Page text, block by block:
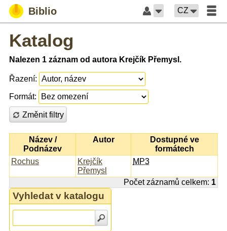
Biblio CZ
Katalog
Nalezen 1 záznam od autora Krejčík Přemysl.
Řazení:
Formát:
Změnit filtry
Název /
Podnázev
Autor
Dostupné ve
formátech
Rochus
Krejčík
Přemysl
MP3
Počet záznamů celkem: 1
Vyhledat v katalogu